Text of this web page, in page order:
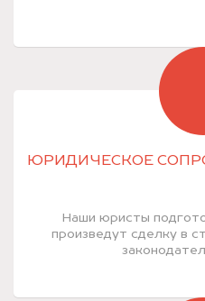
ЮРИДИЧЕСКОЕ
Наши юристы
произведут сделку в